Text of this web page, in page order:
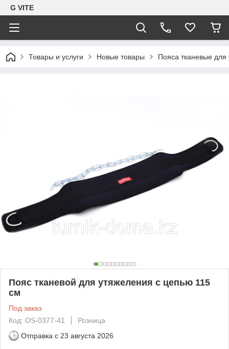
G VITE
Товары и услуги Новые товары Пояса тканевые для
Пояс тканевой для утяжеления с цепью 115
см
Под заказ
Код: OS-0377-41
Розница
Отправка с 23 августа 2026